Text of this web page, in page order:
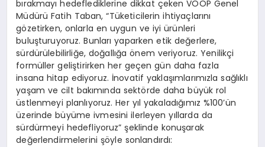
bırakmayı hedeflediklerine dikkat çeken VOOP Genel
Müdürü Fatih Taban, “Tüketicilerin ihtiyaçlarını
gözetirken, onlarla en uygun ve iyi ürünleri
buluşturuyoruz. Bunları yaparken etik değerlere,
sürdürülebilirliğe, doğallığa önem veriyoruz. Yenilikçi
formüller geliştirirken her geçen gün daha fazla
insana hitap ediyoruz. İnovatif yaklaşımlarımızla sağlıklı
yaşam ve cilt bakımında sektörde daha büyük rol
üstlenmeyi planlıyoruz. Her yıl yakaladığımız %100’ün
üzerinde büyüme ivmesini ilerleyen yıllarda da
sürdürmeyi hedefliyoruz” şeklinde konuşarak
değerlendirmelerini şöyle sonlandırdı: